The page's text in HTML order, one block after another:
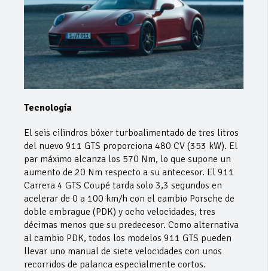
Tecnología
El seis cilindros bóxer turboalimentado de tres litros
del nuevo 911 GTS proporciona 480 CV (353 kW). El
par máximo alcanza los 570 Nm, lo que supone un
aumento de 20 Nm respecto a su antecesor. El 911
Carrera 4 GTS Coupé tarda solo 3,3 segundos en
acelerar de 0 a 100 km/h con el cambio Porsche de
doble embrague (PDK) y ocho velocidades, tres
décimas menos que su predecesor. Como alternativa
al cambio PDK, todos los modelos 911 GTS pueden
llevar uno manual de siete velocidades con unos
recorridos de palanca especialmente cortos.